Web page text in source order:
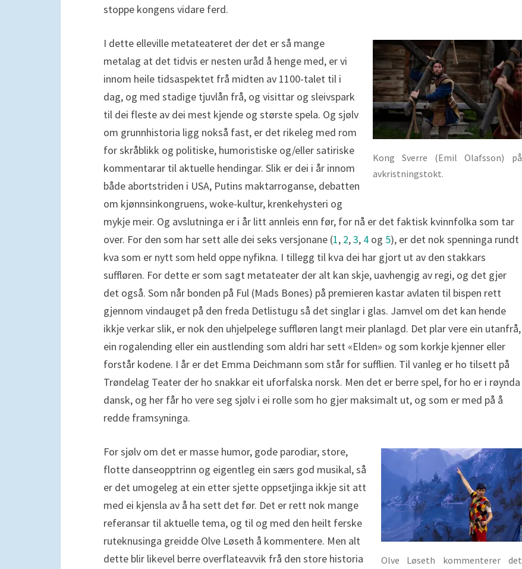
stoppe kongens vidare ferd.
Kong Sverre (Emil Olafsson) på
avkristningstokt.
I dette elleville metateateret der det er så mange
metalag at det tidvis er nesten uråd å henge med, er vi
innom heile tidsaspektet frå midten av 1100-talet til i
dag, og med stadige tjuvlån frå, og visittar og sleivspark
til dei fleste av dei mest kjende og største spela. Og sjølv
om grunnhistoria ligg nokså fast, er det rikeleg med rom
for skråblikk og politiske, humoristiske og/eller satiriske
kommentarar til aktuelle hendingar. Slik er dei i år innom
både abortstriden i USA, Putins maktarroganse, debatten
om kjønnsinkongruens, woke-kultur, krenkehysteri og
mykje meir. Og avslutninga er i år litt annleis enn før, for nå er det faktisk kvinnfolka som tar
over. For den som har sett alle dei seks versjonane (1, 2,3, 4 og 5), er det nok spenninga rundt
kva som er nytt som held oppe nyfikna. I tillegg til kva dei har gjort ut av den stakkars
suffløren. For dette er som sagt metateater der alt kan skje, uavhengig av regi, og det gjer
det også. Som når bonden på Ful (Mads Bones) på premieren kastar avlaten til bispen rett
gjennom vindauget på den freda Detlistugu så det singlar i glas. Jamvel om det kan hende
ikkje verkar slik, er nok den uhjelpelege suffløren langt meir planlagd. Det plar vere ein utanfrå,
ein rogalending eller ein austlending som aldri har sett «Elden» og som korkje kjenner eller
forstår kodene. I år er det Emma Deichmann som står for sufflien. Til vanleg er ho tilsett på
Trøndelag Teater der ho snakkar eit uforfalska norsk. Men det er berre spel, for ho er i røynda
dansk, og her får ho vere seg sjølv i ei rolle som ho gjer maksimalt ut, og som er med på å
redde framsyninga.
Olve Løseth kommenterer det
For sjølv om det er masse humor, gode parodiar, store,
flotte danseopptrinn og eigentleg ein særs god musikal, så
er det umogeleg at ein etter sjette oppsetjinga ikkje sit att
med ei kjensla av å ha sett det før. Det er rett nok mange
referansar til aktuelle tema, og til og med den heilt ferske
ruteknusinga greidde Olve Løseth å kommentere. Men alt
dette blir likevel berre overflateavvik frå den store historia